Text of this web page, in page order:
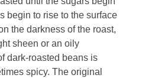
begin to rise to the surface
the darkness of the roast,
sheen or an oily
dark-roasted beans is
spicy. The original